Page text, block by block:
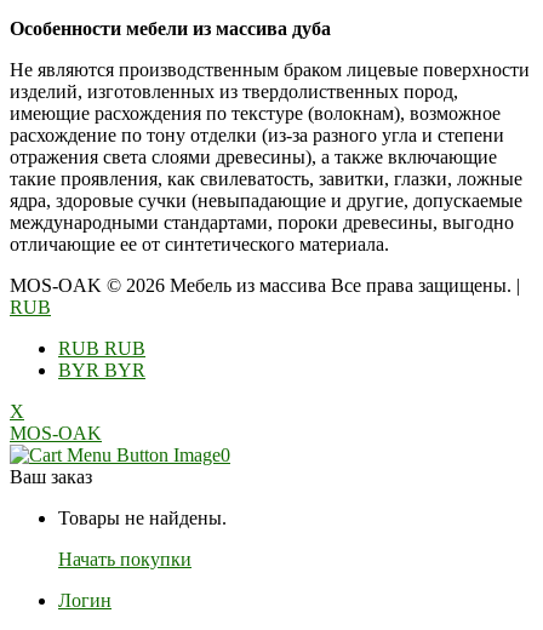
Особенности мебели из массива дуба
Не являются производственным браком лицевые поверхности
изделий, изготовленных из твердолиственных пород,
имеющие расхождения по текстуре (волокнам), возможное
расхождение по тону отделки (из-за разного угла и степени
отражения света слоями древесины), а также включающие
такие проявления, как свилеватость, завитки, глазки, ложные
ядра, здоровые сучки (невыпадающие и другие, допускаемые
международными стандартами, пороки древесины, выгодно
отличающие ее от синтетического материала.
MOS-OAK © 2026 Мебель из массива Все права защищены. |
RUB
RUB RUB
BYR BYR
X
MOS-OAK
0
Ваш заказ
Товары не найдены.
Начать покупки
Логин